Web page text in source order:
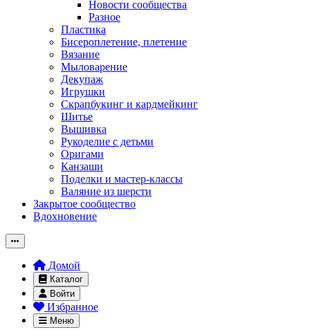
Новости сообщества
Разное
Пластика
Бисероплетение, плетение
Вязание
Мыловарение
Декупаж
Игрушки
Скрапбукинг и кардмейкинг
Шитье
Вышивка
Рукоделие с детьми
Оригами
Канзаши
Поделки и мастер-классы
Валяние из шерсти
Закрытое сообщество
Вдохновение
Домой
Каталог
Войти
Избранное
Меню